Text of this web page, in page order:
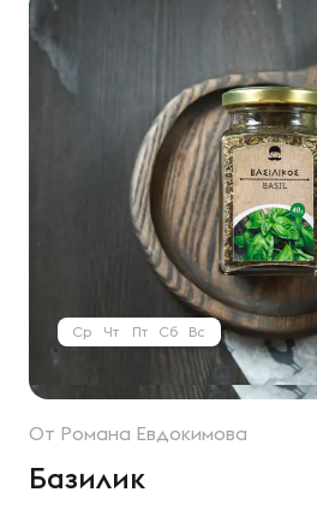
Ср Чт Пт Сб Вс
От Романа Евдокимова
Базилик